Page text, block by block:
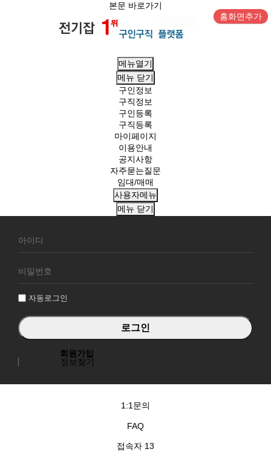
본문 바로가기
홈화면추가
메뉴열기
메뉴 닫기
구인정보
구직정보
구인등록
구직등록
마이페이지
이용안내
공지사항
자주묻는질문
임대/매매
사용자메뉴
메뉴 닫기
원
그
자동로그인
회원가입
정보찾기
1:1문의
FAQ
접속자 13